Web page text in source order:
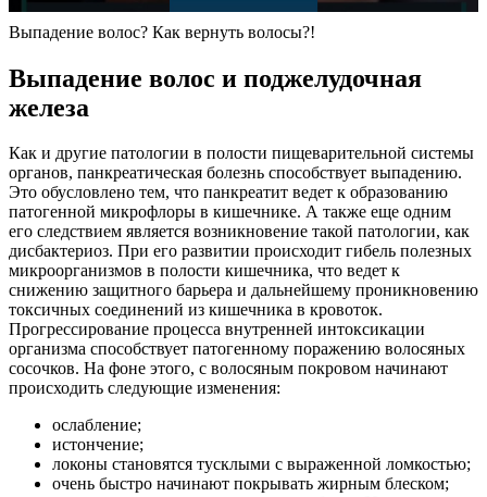
Выпадение волос? Как вернуть волосы?!
Выпадение волос и поджелудочная
железа
Как и другие патологии в полости пищеварительной системы
органов, панкреатическая болезнь способствует выпадению.
Это обусловлено тем, что панкреатит ведет к образованию
патогенной микрофлоры в кишечнике. А также еще одним
его следствием является возникновение такой патологии, как
дисбактериоз. При его развитии происходит гибель полезных
микроорганизмов в полости кишечника, что ведет к
снижению защитного барьера и дальнейшему проникновению
токсичных соединений из кишечника в кровоток.
Прогрессирование процесса внутренней интоксикации
организма способствует патогенному поражению волосяных
сосочков. На фоне этого, с волосяным покровом начинают
происходить следующие изменения:
ослабление;
истончение;
локоны становятся тусклыми с выраженной ломкостью;
очень быстро начинают покрывать жирным блеском;